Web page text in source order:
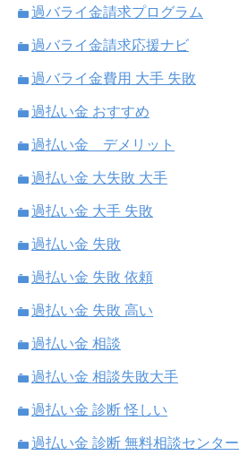
過バライ金請求プログラム
過バライ金請求応援ナビ
過バライ金費用 大手 失敗
過払い金 おすすめ
過払い金 デメリット
過払い金 大失敗 大手
過払い金 大手 失敗
過払い金 失敗
過払い金 失敗 依頼
過払い金 失敗 高い
過払い金 相談
過払い金 相談失敗大手
過払い金 診断 怪しい
過払い金 診断 無料相談センター